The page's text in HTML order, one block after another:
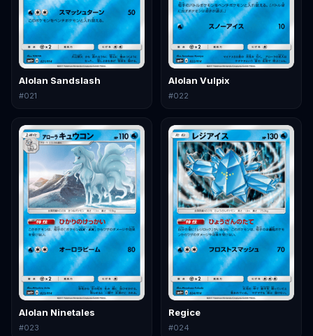
Alolan Sandslash
#021
Alolan Vulpix
#022
Alolan Ninetales
#023
Regice
#024